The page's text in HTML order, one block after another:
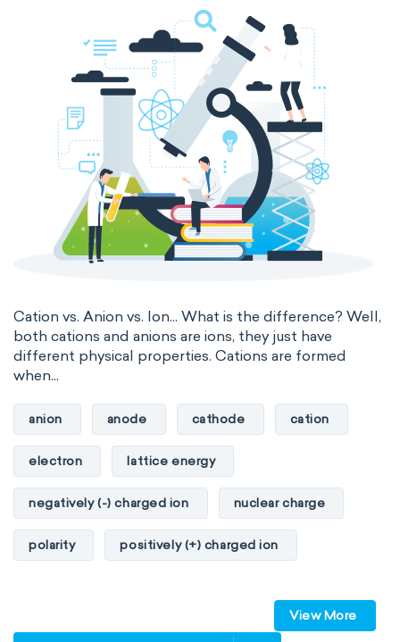
Cation vs. Anion vs. Ion... What is the difference? Well,
both cations and anions are ions, they just have
different physical properties. Cations are formed
when...
anion anode cathode cation
electron lattice energy
negatively (-) charged ion nuclear charge
polarity positively (+) charged ion
View More